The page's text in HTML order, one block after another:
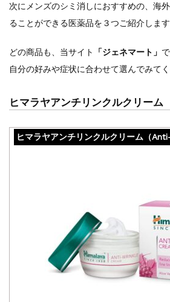
次にメンズのシミ消しにおすすめの、海
ることができる医薬品を３つご紹介します
どの商品も、当サイト 「ジェネマート」
自分の好みや症状に合わせて選んでみてく
ヒマラヤアンチリンクルクリーム
ヒマラヤアンチリンクルクリーム（